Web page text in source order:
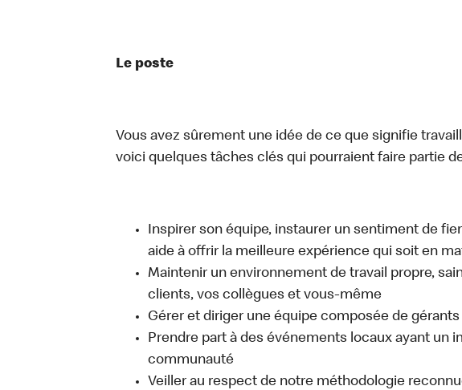
Le poste
Vous avez sûrement une idée de ce que signifie
voici quelques tâches clés qui pourraient faire partie
Inspirer son équipe, instaurer un sentiment de
aide à offrir la meilleure expérience qui soit en
Maintenir un environnement de travail propre,
clients, vos collègues et vous-même
Gérer et diriger une équipe composée de gérants
Prendre part à des événements locaux ayant un
communauté
Veiller au respect de notre méthodologie